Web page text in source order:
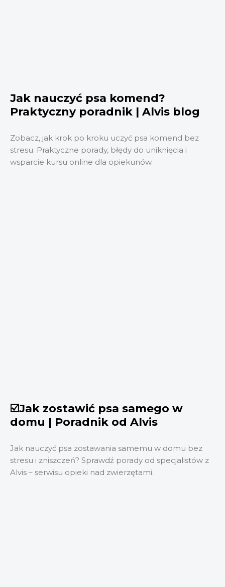
Jak nauczyć psa komend?
Praktyczny poradnik | Alvis blog
Zobacz, jak krok po kroku uczyć psa komend bez
stresu. Praktyczne porady, błędy do uniknięcia i
wsparcie kursu online dla opiekunów.
☑️Jak zostawić psa samego w
domu | Poradnik od Alvis
Jak nauczyć psa zostawania samemu w domu bez
stresu i zniszczeń? Sprawdź porady od specjalistów z
Alvis – serwisu opieki nad zwierzętami.